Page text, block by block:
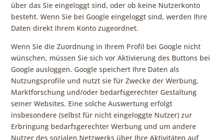
über das Sie eingeloggt sind, oder ob keine Nutzerkonto
besteht. Wenn Sie bei Google eingeloggt sind, werden Ihre
Daten direkt Ihrem Konto zugeordnet.
Wenn Sie die Zuordnung in Ihrem Profil bei Google nicht
wünschen, müssen Sie sich vor Aktivierung des Buttons bei
Google ausloggen. Google speichert Ihre Daten als
Nutzungsprofile und nutzt sie für Zwecke der Werbung,
Marktforschung und/oder bedarfsgerechter Gestaltung
seiner Websites. Eine solche Auswertung erfolgt
insbesondere (selbst für nicht eingeloggte Nutzer) zur
Erbringung bedarfsgerechter Werbung und um andere
Nutzer des sozialen Netzwerks über Ihre Aktivitäten auf